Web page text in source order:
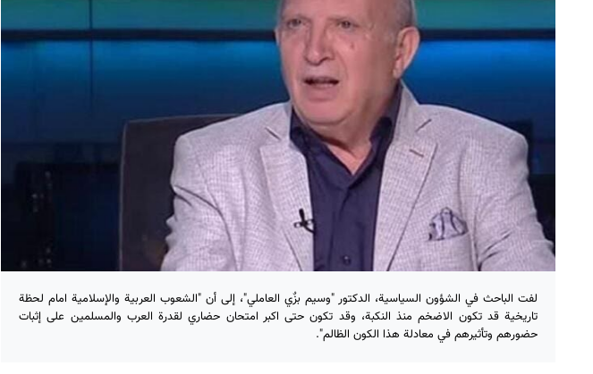
لفت الباحث في الشؤون السياسية، الدكتور "وسيم بزٌي العاملي"، إلى أن "الشعوب العربية والإسلامية امام لحظة
تاريخية قد تكون الاضخم منذ النكبة، وقد تكون حتى اكبر امتحان حضاري لقدرة العرب والمسلمين على إثبات
حضورهم وتأثيرهم في معادلة هذا الكون الظالم".